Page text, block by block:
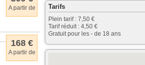
A partir de
168 €
A partir de
Tarifs
Plein tarif : 7,50 €
Tarif réduit : 4,50 €
Gratuit pour les - de 18 ans